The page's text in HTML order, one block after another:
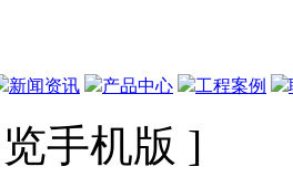
新闻资讯 产品中心 工程案例
手机版 ]